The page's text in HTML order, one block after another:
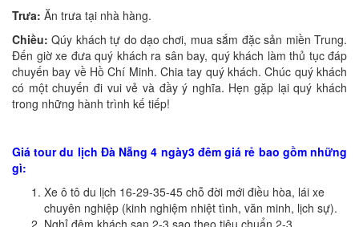
Trưa: Ăn trưa tại nhà hàng.
Chiều: Qúy khách tự do dạo chơi, mua sắm đặc sản miền Trung.
Đến giờ xe đưa quý khách ra sân bay, quý khách làm thủ tục đáp
chuyến bay về Hồ Chí Minh. Chia tay quý khách. Chúc quý khách
có một chuyến đi vui vẻ và đầy ý nghĩa. Hẹn gặp lại quý khách
trong những hành trình kế tiếp!
Giá tour du lịch Đà Nẵng 4 ngày3 đêm giá rẻ bao gồm những
gì:
Xe ô tô du lịch 16-29-35-45 chỗ đời mới điều hòa, lái xe
chuyên nghiệp (kinh nghiệm nhiệt tình, văn minh, lịch sự).
Nghỉ đêm khách sạn 2-3 sao theo tiêu chuẩn 2-3